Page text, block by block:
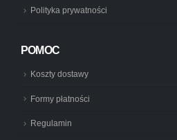
Polityka prywatności
POMOC
Koszty dostawy
Formy płatności
Regulamin